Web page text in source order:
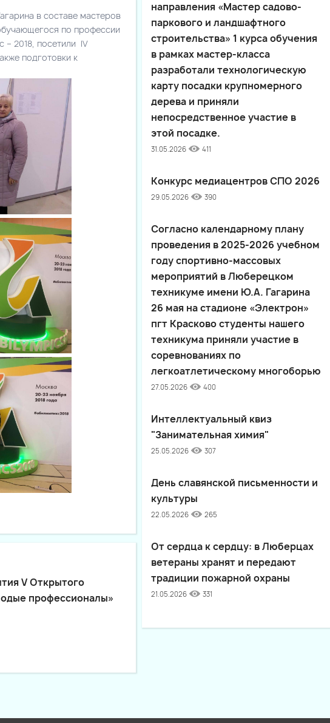
в составе мастеров
по профессии
– 2018, посетили IV
подготовки к
V Открытого
профессионалы»
направления «Мастер садово-
паркового и ландшафтного
строительства» 1 курса обучения
в рамках мастер-класса
разработали технологическую
карту посадки крупномерного
дерева и приняли
непосредственное участие в
этой посадке.
31.05.2026 411
Конкурс медиацентров СПО 2026
29.05.2026 390
Согласно календарному плану
проведения в 2025-2026 учебном
году спортивно-массовых
мероприятий в Люберецком
техникуме имени Ю.А. Гагарина
26 мая на стадионе «Электрон»
пгт Красково студенты нашего
техникума приняли участие в
соревнованиях по
легкоатлетическому многоборью
27.05.2026 400
Интеллектуальный квиз
"Занимательная химия"
25.05.2026 307
День славянской письменности и
культуры
22.05.2026 265
От сердца к сердцу: в Люберцах
ветераны хранят и передают
традиции пожарной охраны
21.05.2026 331